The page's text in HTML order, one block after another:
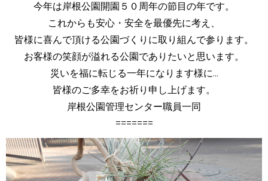
今年は岸根公園開園５０周年の節目の年です。
これからも安心・安全を最優先に考え、
皆様に喜んで頂ける公園づくりに取り組んで参ります。
お客様の笑顔が溢れる公園でありたいと思います。
災いを福に転じる一年になります様に...
皆様のご多幸をお祈り申し上げます。
岸根公園管理センター職員一同
=======